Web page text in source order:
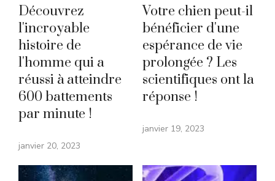
Découvrez
l'incroyable
histoire de
l'homme qui a
réussi à atteindre
600 battements
par minute !
janvier 20, 2023
Votre chien peut-il
bénéficier d'une
espérance de vie
prolongée ? Les
scientifiques ont la
réponse !
janvier 19, 2023